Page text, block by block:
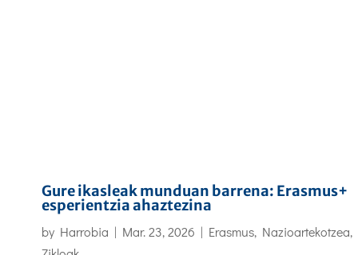
Gure ikasleak munduan barrena: Erasmus+
esperientzia ahaztezina
by Harrobia | Mar. 23, 2026 | Erasmus, Nazioartekotzea,